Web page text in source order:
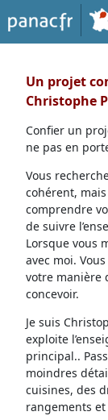
Un projet
Christophe
Confier un
ne pas en
Vous
cohérent,
comprendre
de suivre
Lorsque vous
avec moi.
votre manière
concevoir.
Je suis
exploite
principal..
moindres
cuisines, des
rangements